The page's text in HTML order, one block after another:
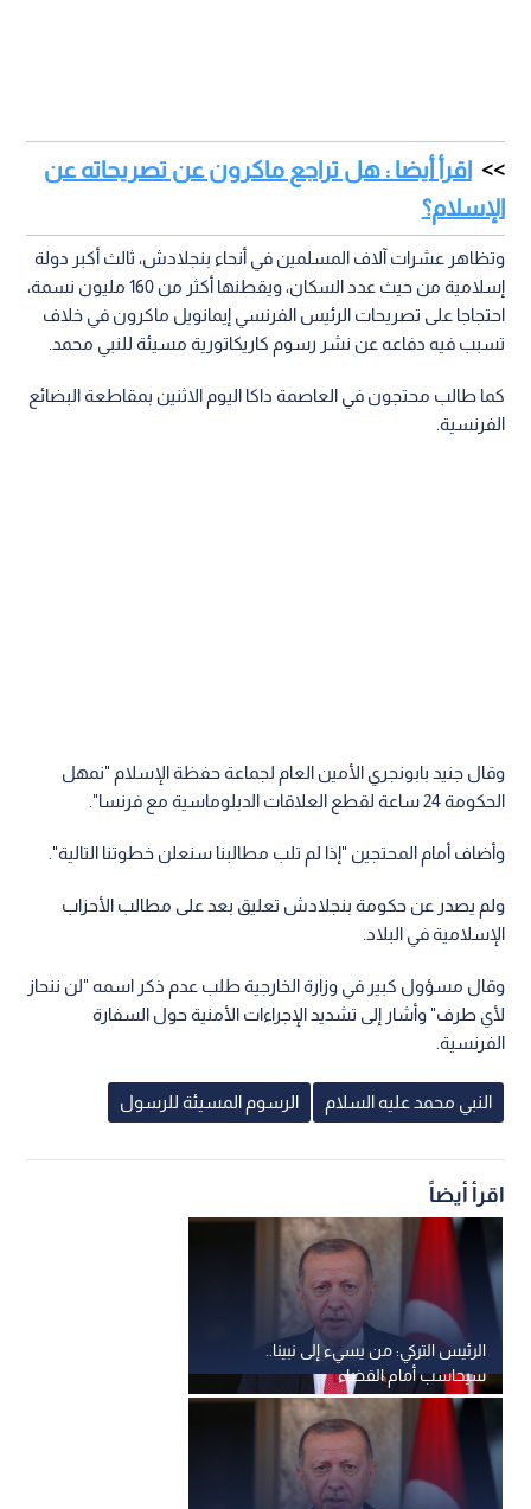
اقرأ أيضا : هل تراجع ماكرون عن تصريحاته عن
الإسلام؟
وتظاهر عشرات آلاف المسلمين في أنحاء بنجلادش، ثالث أكبر دولة
إسلامية من حيث عدد السكان، ويقطنها أكثر من 160 مليون نسمة،
احتجاجا على تصريحات الرئيس الفرنسي إيمانويل ماكرون في خلاف
تسبب فيه دفاعه عن نشر رسوم كاريكاتورية مسيئة للنبي محمد.
كما طالب محتجون في العاصمة داكا اليوم الاثنين بمقاطعة البضائع
الفرنسية.
وقال جنيد بابونجري الأمين العام لجماعة حفظة الإسلام "نمهل
الحكومة 24 ساعة لقطع العلاقات الدبلوماسية مع فرنسا".
وأضاف أمام المحتجين "إذا لم تلب مطالبنا سنعلن خطوتنا التالية".
ولم يصدر عن حكومة بنجلادش تعليق بعد على مطالب الأحزاب
الإسلامية في البلاد.
وقال مسؤول كبير في وزارة الخارجية طلب عدم ذكر اسمه "لن ننحاز
لأي طرف" وأشار إلى تشديد الإجراءات الأمنية حول السفارة
الفرنسية.
النبي محمد عليه السلام الرسوم المسيئة للرسول
اقرأ أيضاً
الرئيس التركي: من يسيء إلى نبينا..
سيحاسب أمام القضاء